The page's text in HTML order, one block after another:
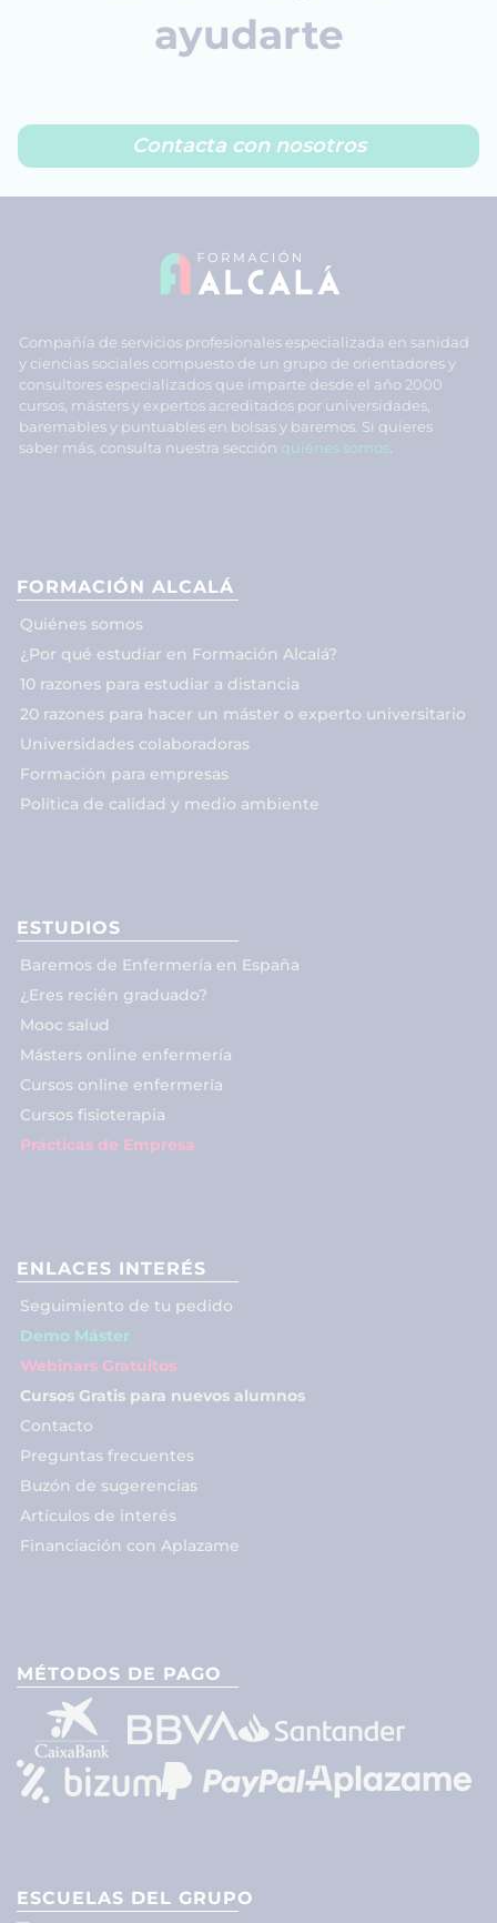
ayudarte
Contacta con nosotros
Compañía de servicios profesionales especializada en sanidad
y ciencias sociales compuesto de un grupo de orientadores y
consultores especializados que imparte desde el año 2000
cursos, másters y expertos acreditados por universidades,
baremables y puntuables en bolsas y baremos. Si quieres
saber más, consulta nuestra sección quiénes somos.
FORMACIÓN ALCALÁ
Quiénes somos
¿Por qué estudiar en Formación Alcalá?
10 razones para estudiar a distancia
20 razones para hacer un máster o experto universitario
Universidades colaboradoras
Formación para empresas
Política de calidad y medio ambiente
ESTUDIOS
Baremos de Enfermería en España
¿Eres recién graduado?
Mooc salud
Másters online enfermería
Cursos online enfermería
Cursos fisioterapia
Prácticas de Empresa
ENLACES INTERÉS
Seguimiento de tu pedido
Demo Máster
Webinars Gratuitos
Cursos Gratis para nuevos alumnos
Contacto
Preguntas frecuentes
Buzón de sugerencias
Artículos de interés
Financiación con Aplazame
MÉTODOS DE PAGO
ESCUELAS DEL GRUPO